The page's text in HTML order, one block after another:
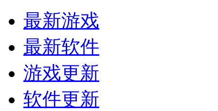
最新游戏
最新软件
游戏更新
软件更新